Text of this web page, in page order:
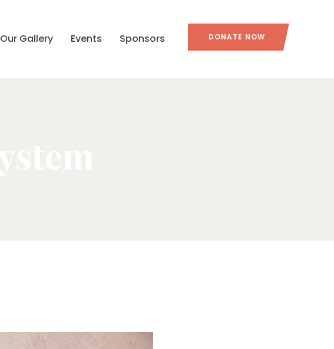
Our Gallery Events Sponsors DONATE NOW